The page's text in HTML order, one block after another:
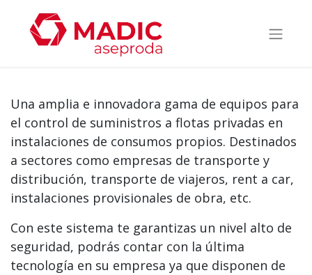
Una amplia e innovadora gama de equipos para
el control de suministros a flotas privadas en
instalaciones de consumos propios. Destinados
a sectores como empresas de transporte y
distribución, transporte de viajeros, rent a car,
instalaciones provisionales de obra, etc.
Con este sistema te garantizas un nivel alto de
seguridad, podrás contar con la última
tecnología en su empresa ya que disponen de